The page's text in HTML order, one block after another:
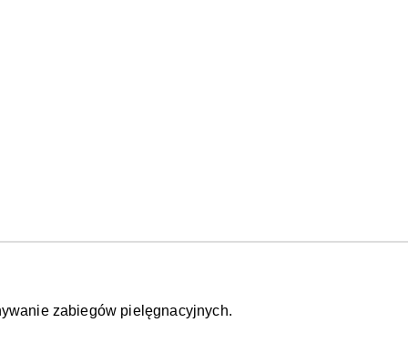
zabiegów pielęgnacyjnych.